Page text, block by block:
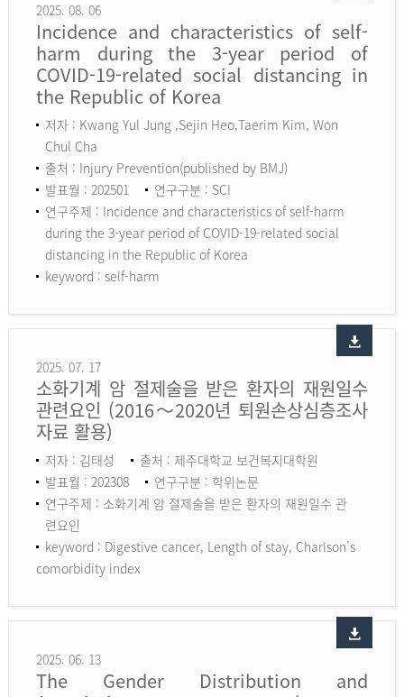
2025. 08. 06
Incidence and characteristics of self-
harm during the 3-year period of
COVID-19-related social distancing in
the Republic of Korea
저자 : Kwang Yul Jung ,Sejin Heo,Taerim Kim, Won
Chul Cha
출처 : Injury Prevention(published by BMJ)
발표월 : 202501
연구구분 : SCI
연구주제 : Incidence and characteristics of self-harm
during the 3-year period of COVID-19-related social
distancing in the Republic of Korea
keyword : self-harm
2025. 07. 17
소화기계 암 절제술을 받은 환자의 재원일수
관련요인 (2016～2020년 퇴원손상심층조사
자료 활용)
저자 : 김태성
출처 : 제주대학교 보건복지대학원
발표월 : 202308
연구구분 : 학위논문
연구주제 : 소화기계 암 절제술을 받은 환자의 재원일수 관
련요인
keyword : Digestive cancer, Length of stay, Charlson’s
comorbidity index
2025. 06. 13
The Gender Distribution and